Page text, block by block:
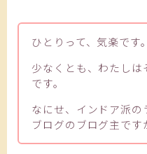
ひとりって、気楽です。
少なくとも、わたしは
です。
なにせ、インドア派の
ブログのブログ主で